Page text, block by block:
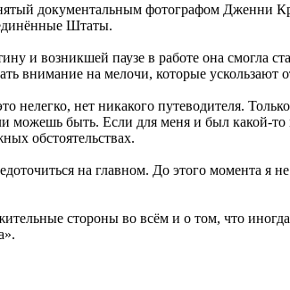
документальным фотографом Дженни
Штаты.
и возникшей паузе в работе она смогла
внимание на мелочи, которые ускользают
нет никакого путеводителя.
можешь быть. Если для меня и был какой-
обстоятельствах.
на главном. До этого момента я
стороны во всём и о том, что